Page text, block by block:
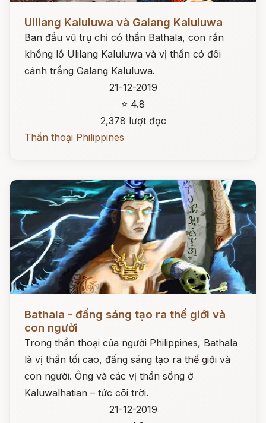
Ulilang Kaluluwa và Galang Kaluluwa
Ban đầu vũ trụ chỉ có thần Bathala, con rắn
khổng lồ Ulilang Kaluluwa và vị thần có đôi
cánh trắng Galang Kaluluwa.
21-12-2019
⭐ 4.8
2,378 lượt đọc
Thần thoại Philippines
Bathala - đấng sáng tạo ra thế giới và
con người
Trong thần thoại của người Philippines, Bathala
là vị thần tối cao, đấng sáng tạo ra thế giới và
con người. Ông và các vị thần sống ở
Kaluwalhatian – tức cõi trời.
21-12-2019